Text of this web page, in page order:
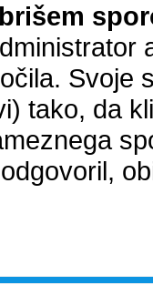
Svoje
tako, da